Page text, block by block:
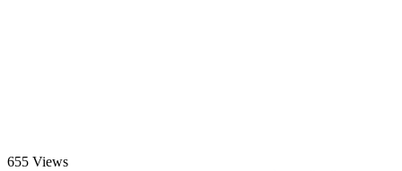
655 Views